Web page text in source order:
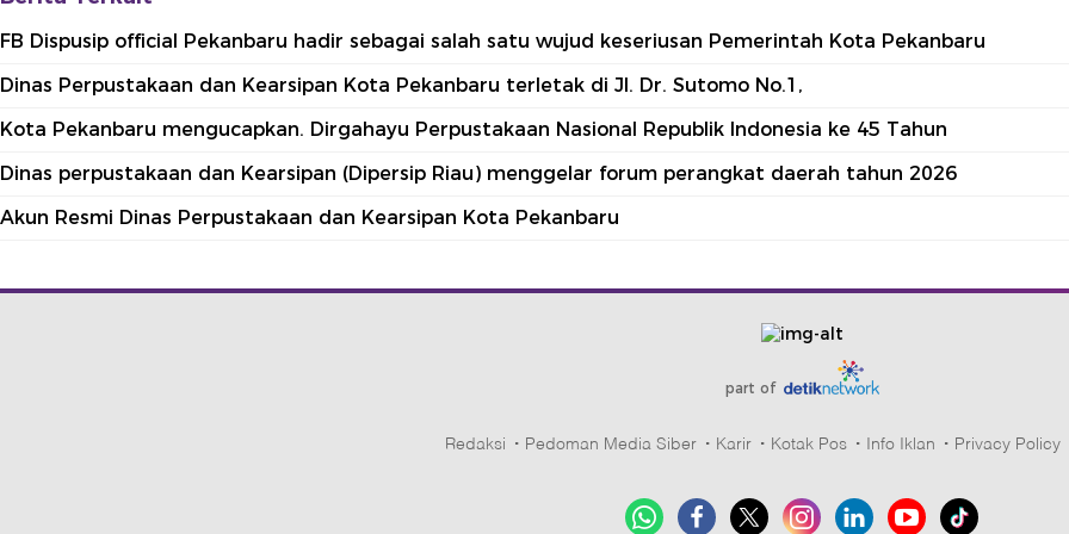
FB Dispusip official Pekanbaru hadir sebagai salah satu wujud keseriusan Pemerintah Kota Pekanbaru
Dinas Perpustakaan dan Kearsipan Kota Pekanbaru terletak di Jl. Dr. Sutomo No.1,
Kota Pekanbaru mengucapkan. Dirgahayu Perpustakaan Nasional Republik Indonesia ke 45 Tahun
Dinas perpustakaan dan Kearsipan (Dipersip Riau) menggelar forum perangkat daerah tahun 2026
Akun Resmi Dinas Perpustakaan dan Kearsipan Kota Pekanbaru
part of
Redaksi Pedoman Media Siber Karir Kotak Pos Info Iklan Privacy Policy